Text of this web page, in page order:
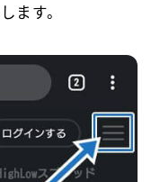
ます。